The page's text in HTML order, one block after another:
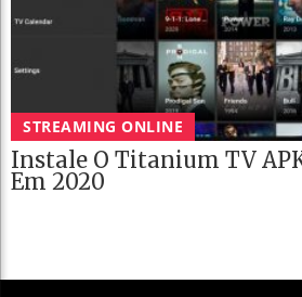
STREAMING ONLINE
Instale O Titanium TV
Em 2020